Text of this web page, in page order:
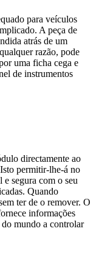
para veículos
A peça de
atrás de um
razão, pode
uma ficha cega e
de instrumentos
directamente ao
permitir-lhe-á no
segura com o seu
Quando
ter de o remover. O
informações
mundo a controlar